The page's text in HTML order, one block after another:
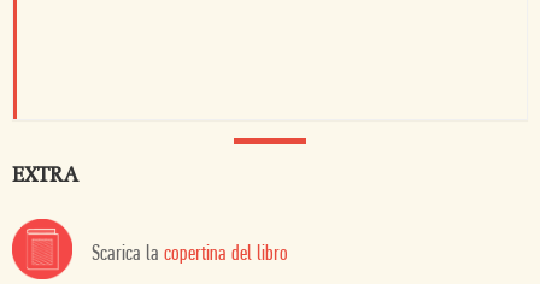
EXTRA
Scarica la copertina del libro